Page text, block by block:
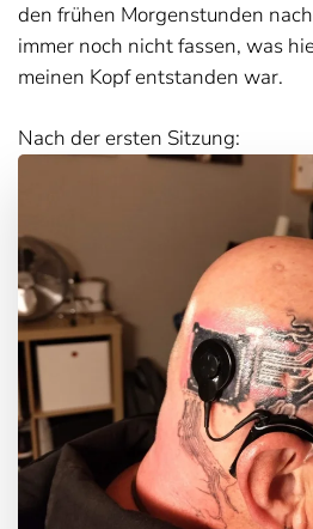
den frühen Morgenstunden
immer noch nicht fassen, was
meinen Kopf entstanden war.
Nach der ersten Sitzung: